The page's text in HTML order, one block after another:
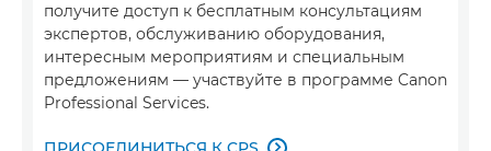
получите доступ к бесплатным консультациям
экспертов, обслуживанию оборудования,
интересным мероприятиям и специальным
предложениям — участвуйте в программе Canon
Professional Services.
